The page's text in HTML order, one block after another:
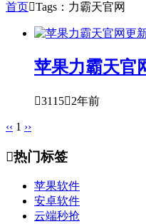
首页Tags：力霸天官网
苹果力霸天官
31152年前
‹‹ 1 ››
热门标签
苹果软件
安卓软件
云端秒抢